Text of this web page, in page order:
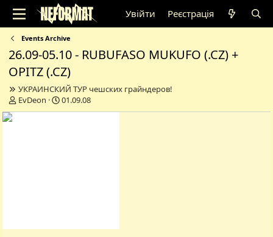
Увійти Реєстрація
Events Archive
26.09-05.10 - RUBUFASO MUKUFO (.CZ) +
OPITZ (.CZ)
УКРАИНСКИЙ ТУР чешских грайндеров!
А
в
EvDeon
Д
а
я
01.09.08